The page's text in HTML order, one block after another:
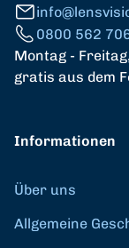
0800 562
Montag -
gratis aus dem
Informationen
Über uns
Allgemeine